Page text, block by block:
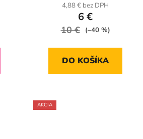
4,88 € bez DPH
6 €
10 € (–40 %)
DO KOŠÍKA
AKCIA